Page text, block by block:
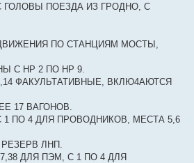
ГОЛОВЫ ПОЕЗДА ИЗ ГРОДНО, С
ПО СТАНЦИЯМ МОСТЫ,
С НР 2 ПО НР 9.
ФАКУЛЬТАТИВНЫЕ, ВКЛЮ4АЮТСЯ
17 ВАГОНОВ.
1 ПО 4 ДЛЯ ПРОВОДНИКОВ, МЕСТА 5,6
ЛНП.
ДЛЯ ПЭМ, С 1 ПО 4 ДЛЯ